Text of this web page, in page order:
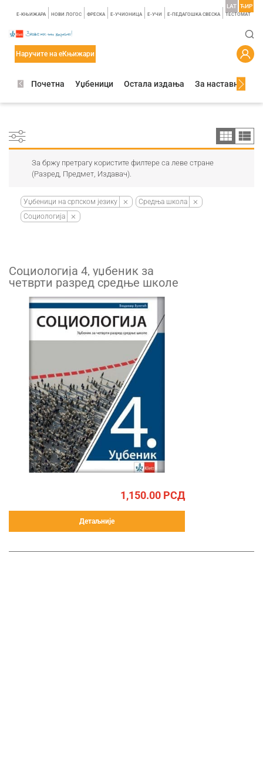
E-КЊИЖАРА НОВИ ЛОГОС ФРЕСКА E-УЧИОНИЦА E-УЧИ Е-ПЕДАГОШКА СВЕСКА TЕСТОМАТ
LAT ЋИР
Наручите на еКњижари
Почетна Уџбеници Остала издања За наставнике
За бржу претрагу користите филтере са леве стране
(Разред, Предмет, Издавач).
Уџбеници на српском језику
Средња школа
Социологија
Социологија 4, уџбеник за
четврти разред средње школе
1,150.00 РСД
Детаљније